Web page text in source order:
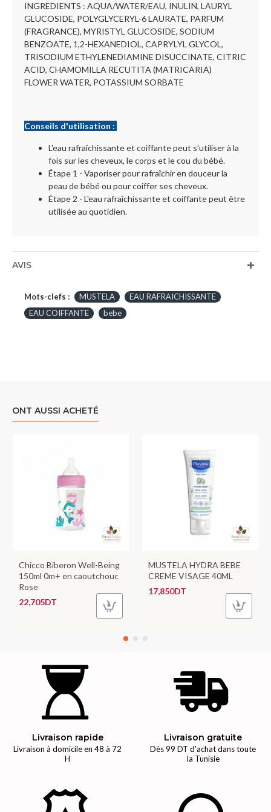
INGREDIENTS : AQUA/WATER/EAU, INULIN, LAURYL
GLUCOSIDE, POLYGLYCERYL-6 LAURATE, PARFUM
(FRAGRANCE), MYRISTYL GLUCOSIDE, SODIUM
BENZOATE, 1,2-HEXANEDIOL, CAPRYLYL GLYCOL,
TRISODIUM ETHYLENEDIAMINE DISUCCINATE, CITRIC
ACID, CHAMOMILLA RECUTITA (MATRICARIA)
FLOWER WATER, POTASSIUM SORBATE
Conseils d'utilisation :
L'eau rafraîchissante et coiffante peut s'utiliser à la
fois sur les cheveux, le corps et le cou du bébé.
Étape 1 - Vaporiser pour rafraîchir en douceur la
peau de bébé ou pour coiffer ses cheveux.
Étape 2 - L'eau rafraîchissante et coiffante peut être
utilisée au quotidien.
AVIS
Mots-clefs : MUSTELA
EAU RAFRAICHISSANTE
EAU COIFFANTE
bebe
ONT AUSSI ACHETÉ
Chicco Biberon Well-Being
150ml 0m+ en caoutchouc
Rose
22,705DT
MUSTELA HYDRA BEBE
CREME VISAGE 40ML
17,850DT
Livraison rapide
Livraison à domicile en 48 à 72
H
Livraison gratuite
Dès 99 DT d'achat dans toute
la Tunisie